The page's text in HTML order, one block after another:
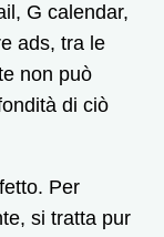
G calendar,
ads, tra le
non può
di ciò
Per
si tratta pur